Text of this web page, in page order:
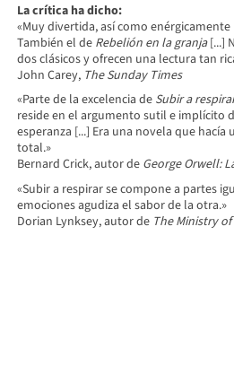
La crítica ha dicho:
«Muy divertida, así como
También el de Rebelión en la granja[...]
dos clásicos y ofrecen una lectura tan
John Carey, The Sunday Times
«Parte de la excelencia de Subir a
reside en el argumento sutil e implícito
esperanza [...] Era una novela que
total.»
Bernard Crick, autor de George Orwell:
«Subir a respirar se compone a partes
emociones agudiza el sabor de la otra.»
Dorian Lynksey, autor de The Ministry